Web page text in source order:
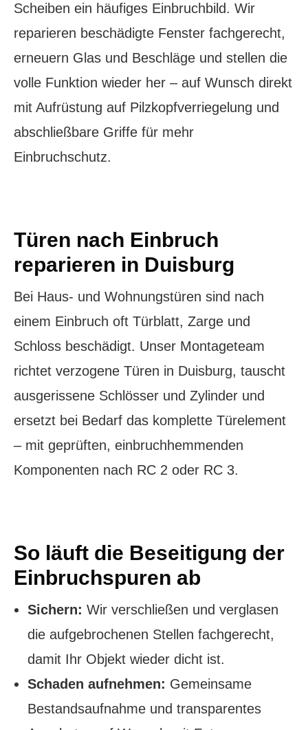
Scheiben ein häufiges Einbruchbild. Wir
reparieren beschädigte Fenster fachgerecht,
erneuern Glas und Beschläge und stellen die
volle Funktion wieder her – auf Wunsch direkt
mit Aufrüstung auf Pilzkopfverriegelung und
abschließbare Griffe für mehr
Einbruchschutz.
Türen nach Einbruch
reparieren in Duisburg
Bei Haus- und Wohnungstüren sind nach
einem Einbruch oft Türblatt, Zarge und
Schloss beschädigt. Unser Montageteam
richtet verzogene Türen in Duisburg, tauscht
ausgerissene Schlösser und Zylinder und
ersetzt bei Bedarf das komplette Türelement
– mit geprüften, einbruchhemmenden
Komponenten nach RC 2 oder RC 3.
So läuft die Beseitigung der
Einbruchspuren ab
Sichern: Wir verschließen und verglasen
die aufgebrochenen Stellen fachgerecht,
damit Ihr Objekt wieder dicht ist.
Schaden aufnehmen: Gemeinsame
Bestandsaufnahme und transparentes